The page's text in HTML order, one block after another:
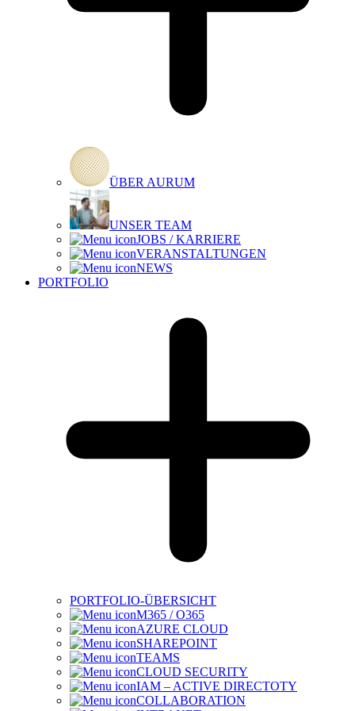
ÜBER AURUM
UNSER TEAM
JOBS / KARRIERE
VERANSTALTUNGEN
NEWS
PORTFOLIO
PORTFOLIO-ÜBERSICHT
M365 / O365
AZURE CLOUD
SHAREPOINT
TEAMS
CLOUD SECURITY
IAM – ACTIVE DIRECTOTY
COLLABORATION